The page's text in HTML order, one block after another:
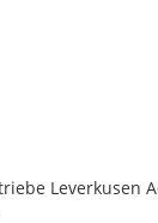
Leverkusen